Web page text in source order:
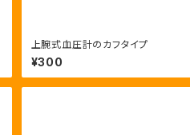
上腕式血圧計のカフタイプ
¥300